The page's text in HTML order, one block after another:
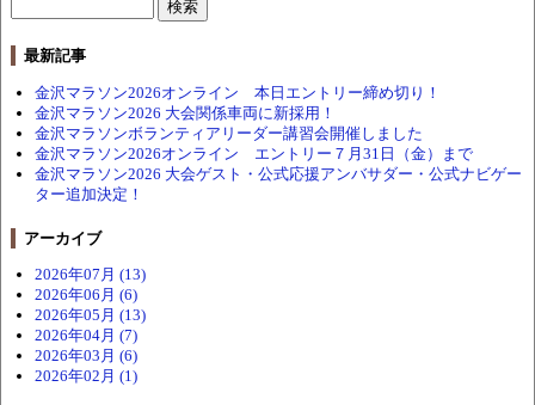
最新記事
金沢マラソン2026オンライン 本日エントリー締め切り！
金沢マラソン2026 大会関係車両に新採用！
金沢マラソンボランティアリーダー講習会開催しました
金沢マラソン2026オンライン エントリー７月31日（金）まで
金沢マラソン2026 大会ゲスト・公式応援アンバサダー・公式ナビゲー
ター追加決定！
アーカイブ
2026年07月 (13)
2026年06月 (6)
2026年05月 (13)
2026年04月 (7)
2026年03月 (6)
2026年02月 (1)